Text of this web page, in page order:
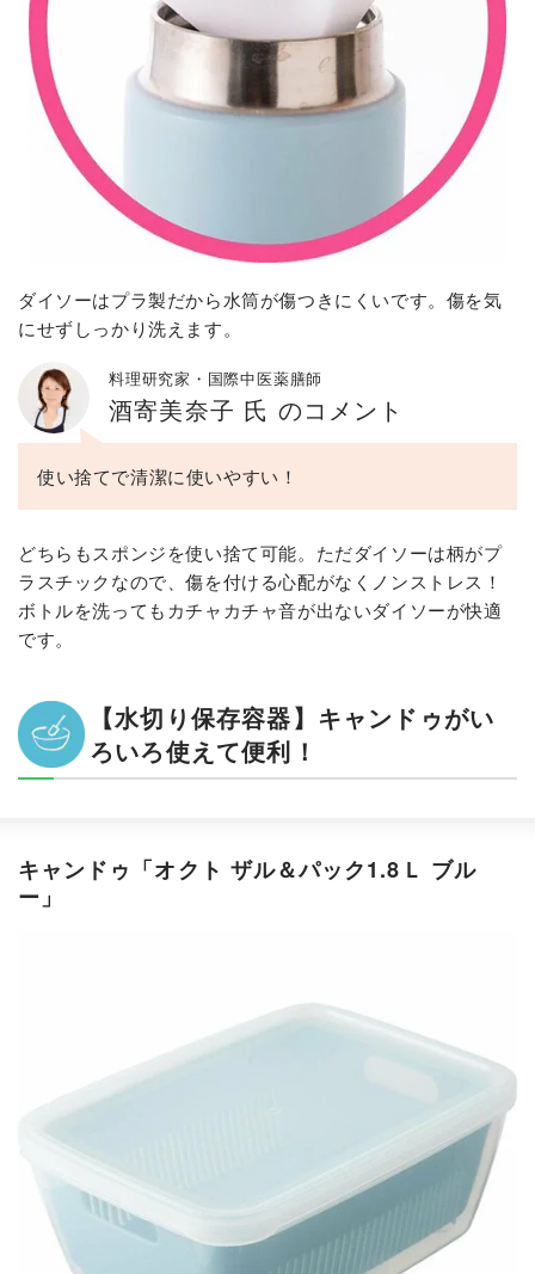
ダイソーはプラ製だから水筒が傷つきにくいです。傷を気
にせずしっかり洗えます。
料理研究家・国際中医薬膳師
酒寄美奈子 氏 のコメント
使い捨てで清潔に使いやすい！
どちらもスポンジを使い捨て可能。ただダイソーは柄がプ
ラスチックなので、傷を付ける心配がなくノンストレス！
ボトルを洗ってもカチャカチャ音が出ないダイソーが快適
です。
【水切り保存容器】キャンドゥがい
ろいろ使えて便利！
キャンドゥ「オクト ザル＆パック1.8Ｌ ブル
ー」